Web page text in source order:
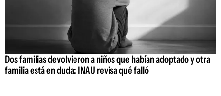
Dos familias devolvieron a niños que habían adoptado y otra
familia está en duda: INAU revisa qué falló